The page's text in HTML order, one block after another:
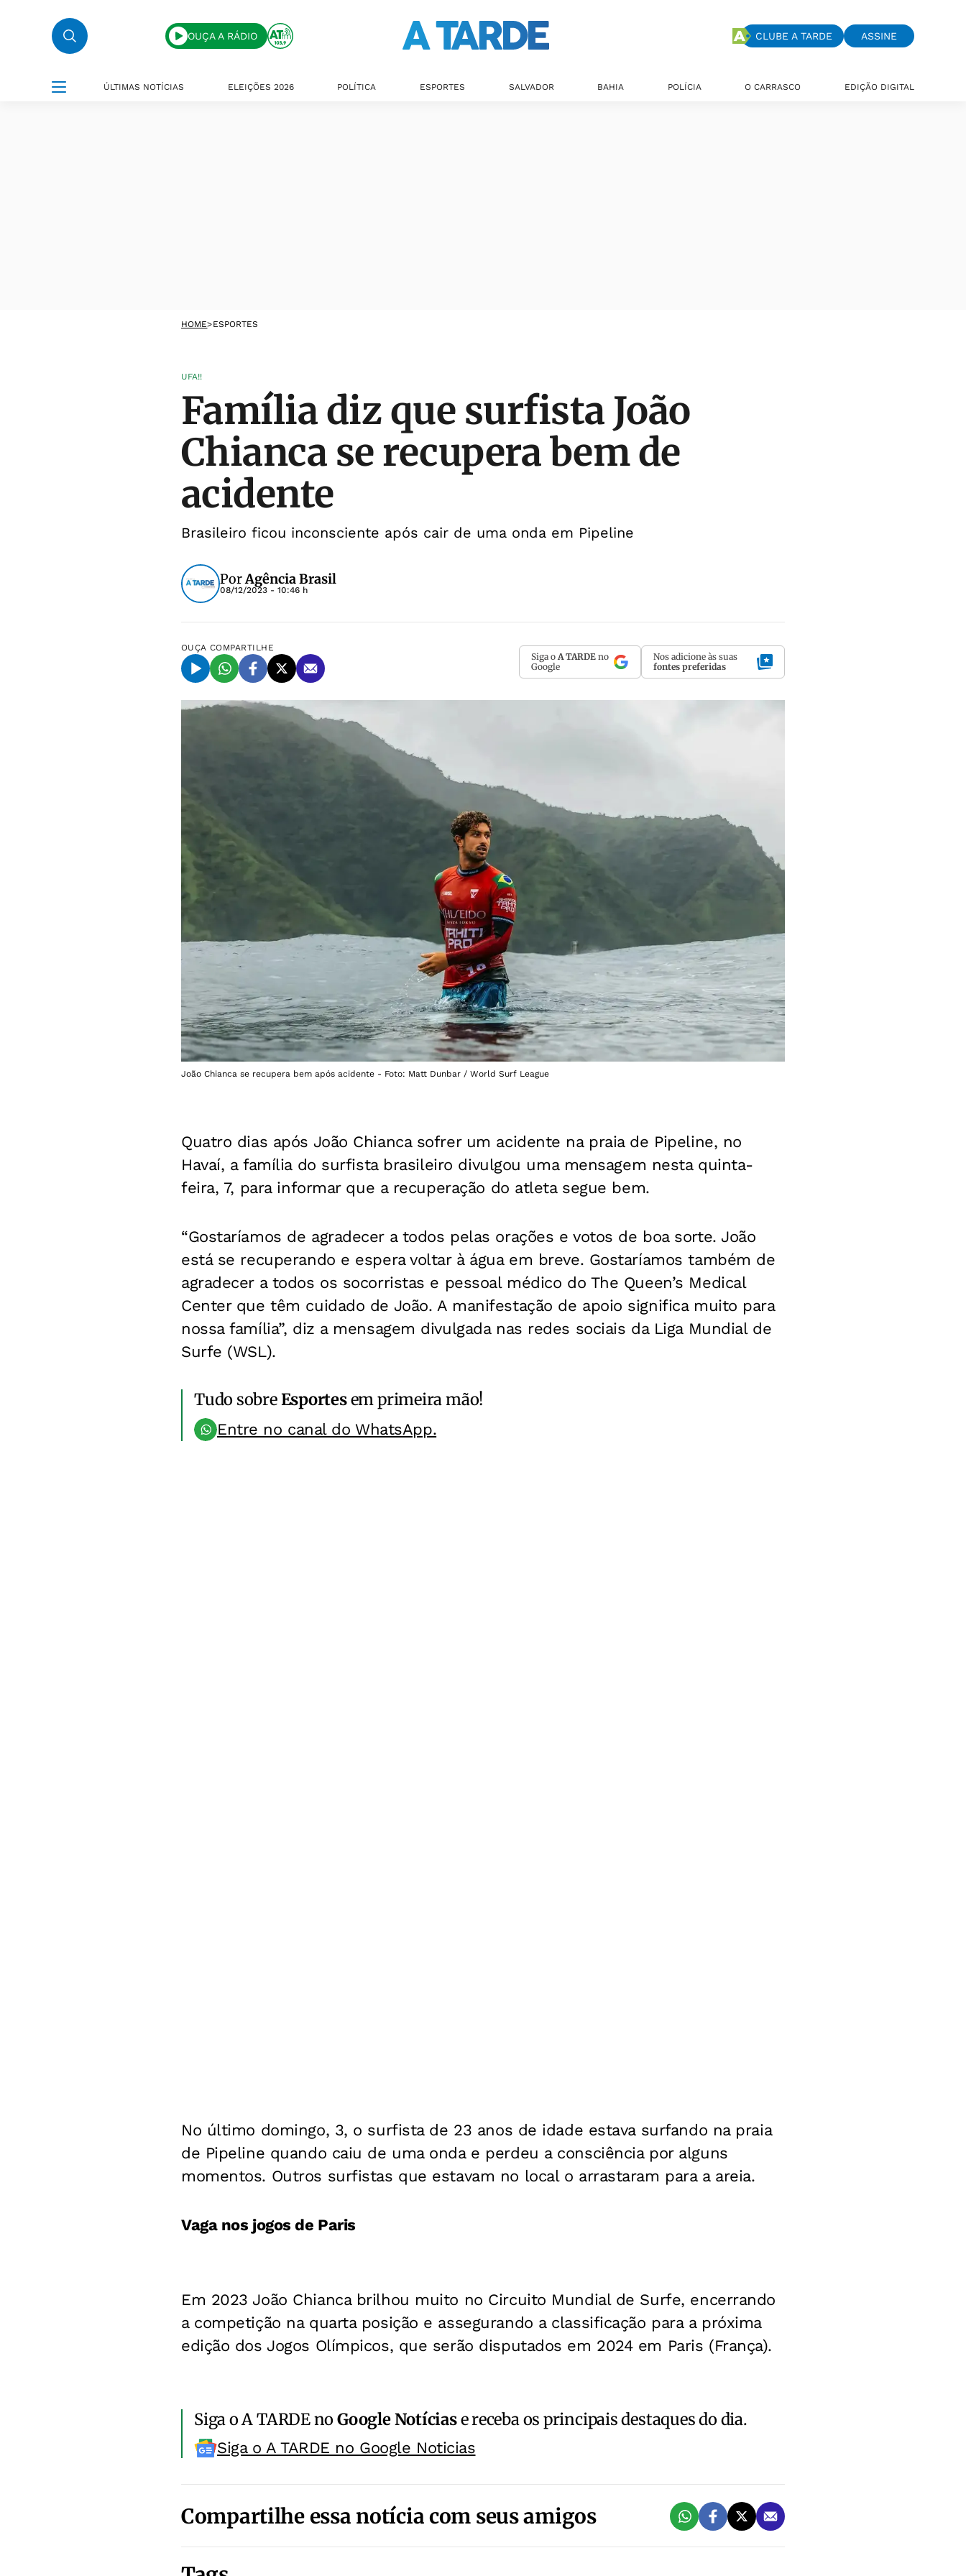
OUÇA A RÁDIO CLUBE A TARDE ASSINE
ÚLTIMAS NOTÍCIAS ELEIÇÕES 2026 POLÍTICA ESPORTES SALVADOR BAHIA POLÍCIA O CARRASCO EDIÇÃO DIGITAL
HOME>ESPORTES
UFA!!
Família diz que surfista João
Chianca se recupera bem de
acidente
Brasileiro ficou inconsciente após cair de uma onda em Pipeline
PorAgência Brasil
08/12/2023 - 10:46 h
OUÇA COMPARTILHE
Siga o A TARDE no
Google
Nos adicione às suas
fontes preferidas
João Chianca se recupera bem após acidente - Foto: Matt Dunbar / World Surf League
Quatro dias após João Chianca sofrer um acidente na praia de Pipeline, no
Havaí, a família do surfista brasileiro divulgou uma mensagem nesta quinta-
feira, 7, para informar que a recuperação do atleta segue bem.
“Gostaríamos de agradecer a todos pelas orações e votos de boa sorte. João
está se recuperando e espera voltar à água em breve. Gostaríamos também de
agradecer a todos os socorristas e pessoal médico do The Queen’s Medical
Center que têm cuidado de João. A manifestação de apoio significa muito para
nossa família”, diz a mensagem divulgada nas redes sociais da Liga Mundial de
Surfe (WSL).
Tudo sobreEsportesem primeira mão!
Entre no canal do WhatsApp.
No último domingo, 3, o surfista de 23 anos de idade estava surfando na praia
de Pipeline quando caiu de uma onda e perdeu a consciência por alguns
momentos. Outros surfistas que estavam no local o arrastaram para a areia.
Vaga nos jogos de Paris
Em 2023 João Chianca brilhou muito no Circuito Mundial de Surfe, encerrando
a competição na quarta posição e assegurando a classificação para a próxima
edição dos Jogos Olímpicos, que serão disputados em 2024 em Paris (França).
Siga o A TARDE noGoogle Notíciase receba os principais destaques do dia.
Siga o A TARDE no Google Noticias
Compartilhe essa notícia com seus amigos